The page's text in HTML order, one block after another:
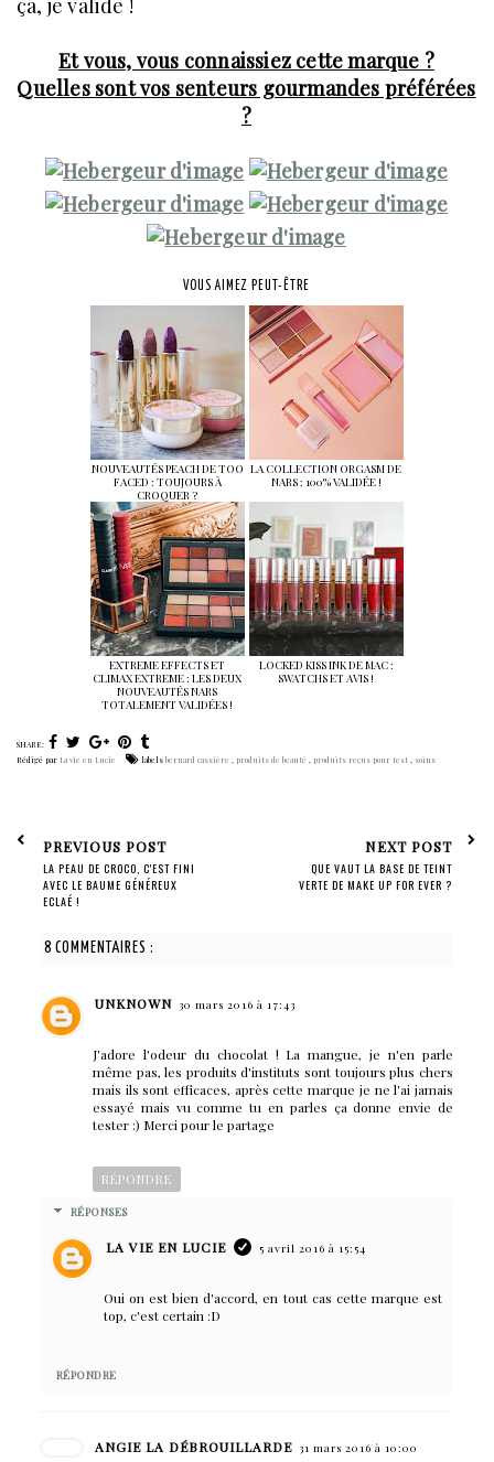
ça, je valide !
Et vous, vous connaissiez cette marque ?
Quelles sont vos senteurs gourmandes préférées
?
VOUS AIMEZ PEUT-ÊTRE
NOUVEAUTÉS PEACH DE TOO
FACED : TOUJOURS À
CROQUER ?
LA COLLECTION ORGASM DE
NARS : 100% VALIDÉE !
EXTREME EFFECTS ET
CLIMAX EXTREME : LES DEUX
NOUVEAUTÉS NARS
TOTALEMENT VALIDÉES !
LOCKED KISS INK DE MAC :
SWATCHS ET AVIS !
SHARE:
Rédigé par La vie en Lucie labels bernard cassière , produits de beauté , produits reçus pour test , soins
PREVIOUS POST
LA PEAU DE CROCO, C'EST FINI
AVEC LE BAUME GÉNÉREUX
ECLAÉ !
NEXT POST
QUE VAUT LA BASE DE TEINT
VERTE DE MAKE UP FOR EVER ?
8 COMMENTAIRES :
UNKNOWN 30 mars 2016 à 17:43
J'adore l'odeur du chocolat ! La mangue, je n'en parle
même pas, les produits d'instituts sont toujours plus chers
mais ils sont efficaces, après cette marque je ne l'ai jamais
essayé mais vu comme tu en parles ça donne envie de
tester :) Merci pour le partage
RÉPONDRE
RÉPONSES
LA VIE EN LUCIE 5 avril 2016 à 15:54
Oui on est bien d'accord, en tout cas cette marque est
top, c'est certain :D
RÉPONDRE
ANGIE LA DÉBROUILLARDE 31 mars 2016 à 10:00